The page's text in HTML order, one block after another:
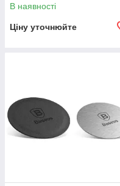
В наявності
Ціну уточнюйте